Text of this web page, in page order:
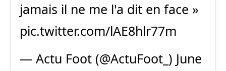
jamais il ne me l'a dit en face »
pic.twitter.com/lAE8hlr77m
— Actu Foot (@ActuFoot_) June